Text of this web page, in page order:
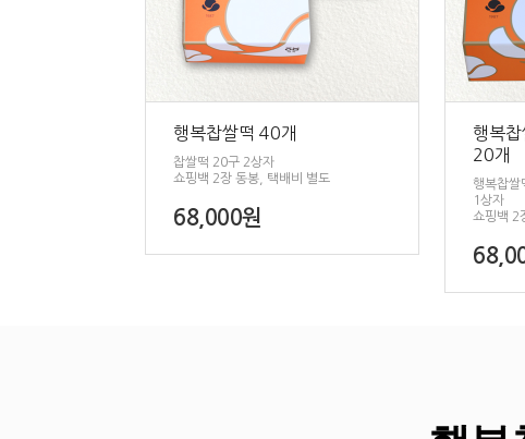
행복찹쌀떡 40개
찹쌀떡 20구 2상자
쇼핑백 2장 동봉, 택배비 별도
68,000원
행복
20개
행복찹쌀
1상자
쇼핑백 2